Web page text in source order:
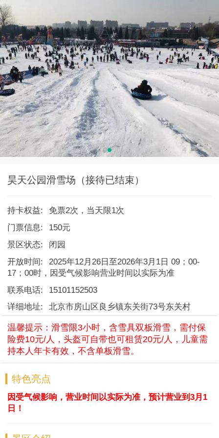
昊天公园滑雪场（接待已结束）
持卡权益:
免票2次，当天限1次
门票信息:
150元
景区状态:
闭园
开放时间:
2025年12月26日至2026年3月1日 09；00-
17；00时，因受气候影响营业时间以实际为准
联系电话:
15101152503
详细地址:
北京市房山区良乡镇东关街73号东关村
温馨提示：滑雪限3小时，含雪具双板滑雪，需付保
险费10元/人，头盔可自带也可租赁20元/人，儿童需
持本人年卡有效，不含单板滑雪。
特色亮点
因受气候影响，营业时间以实际为准，预计营业到3月1
日！